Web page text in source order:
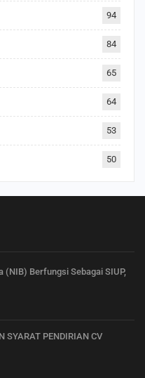
94
84
65
64
53
50
(NIB) Berfungsi Sebagai SIUP,
SYARAT PENDIRIAN CV